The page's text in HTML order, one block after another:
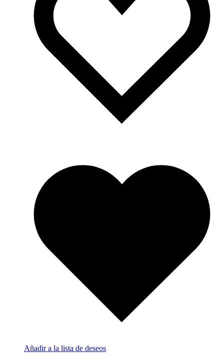
Añadir a la lista de deseos